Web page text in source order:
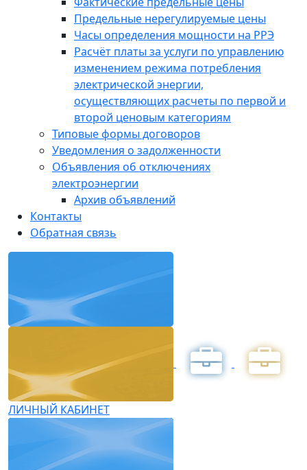
Предельные нерегулируемые цены
Часы определения мощности на РРЭ
Расчёт платы за услуги по управлению
изменением режима потребления
электрической энергии,
осуществляющих расчеты по первой и
второй ценовым категориям
Типовые формы договоров
Уведомления о задолженности
Объявления об отключениях
электроэнергии
Архив объявлений
Контакты
Обратная связь
ЛИЧНЫЙ КАБИНЕТ